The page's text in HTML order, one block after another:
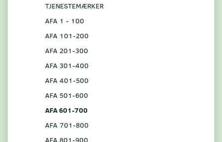
TJENESTEMÆRKER
AFA 1 - 100
AFA 101-200
AFA 201-300
AFA 301-400
AFA 401-500
AFA 501-600
AFA 601-700
AFA 701-800
AFA 801-900